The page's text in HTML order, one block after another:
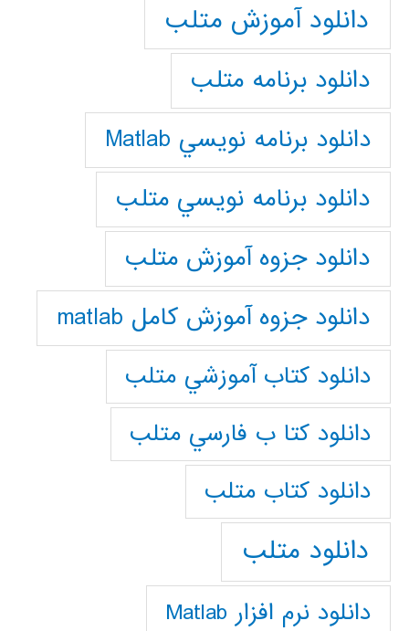
دانلود آموزش متلب
دانلود برنامه متلب
دانلود برنامه نويسي Matlab
دانلود برنامه نويسي متلب
دانلود جزوه آموزش متلب
دانلود جزوه آموزش کامل matlab
دانلود كتاب آموزشي متلب
دانلود كتا ب فارسي متلب
دانلود كتاب متلب
دانلود متلب
دانلود نرم افزار Matlab